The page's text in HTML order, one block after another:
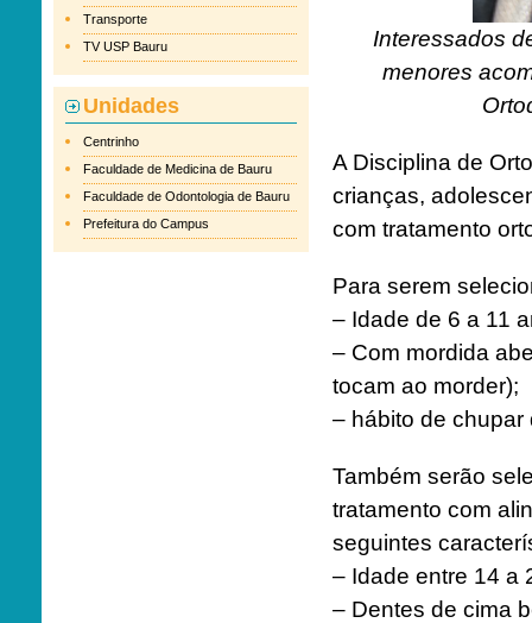
Transporte
TV USP Bauru
Unidades
Centrinho
Faculdade de Medicina de Bauru
Faculdade de Odontologia de Bauru
Prefeitura do Campus
Interessados
menores
A Disciplina de
crianças,
com tratamento
Para serem
– Idade de 6 a 11
– Com mordida
tocam ao morder);
– hábito de
Também serão
tratamento com
seguintes
– Idade entre 14 a
– Dentes de cima